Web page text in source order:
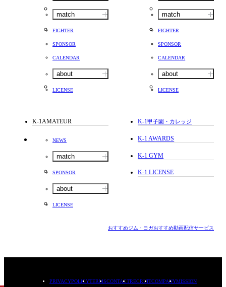
match
FIGHTER
SPONSOR
CALENDAR
about
LICENSE
match
FIGHTER
SPONSOR
CALENDAR
about
LICENSE
K-1AMATEUR
NEWS
match
SPONSOR
about
LICENSE
K-1甲子園・カレッジ
K-1 AWARDS
K-1 GYM
K-1 LICENSE
おすすめジム・ヨガおすすめ動画配信サービス
PRIVACYPOLICYTERMSCONTACTRECRUITCOMPANYMISSION